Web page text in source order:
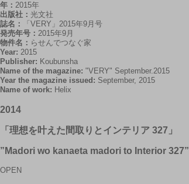
年： 2015年
出版社： 光文社
誌名：
「VERY」2015年9月号
発売年号： 2015年9月
物件名： らせんでつなぐ家
Year: 2015
Publisher: Koubunsha
Name of the magazine: "VERY" September.2015
Year the magazine issued: September, 2015
Name of work: Helix
2014
「理想を叶えた間取りとインテリア 327」
”Madori wo kanaeta madori to Interior 327”
OPEN